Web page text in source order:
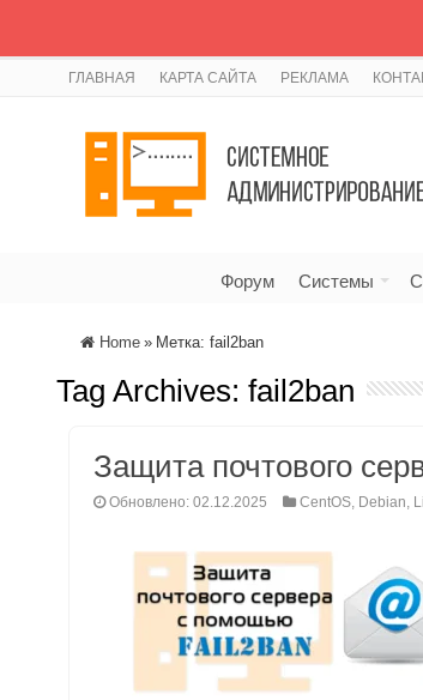
ГЛАВНАЯ КАРТА САЙТА РЕКЛАМА
Форум Системы
Home » Метка: fail2ban
Tag Archives: fail2ban
Защита почтового
Обновлено: 02.12.2025 CentOS, Debian,